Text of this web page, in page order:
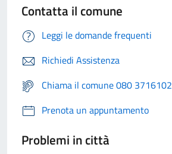
Contatta il comune
Leggi le domande frequenti
Richiedi Assistenza
Chiama il comune 080 3716102
Prenota un appuntamento
Problemi in città